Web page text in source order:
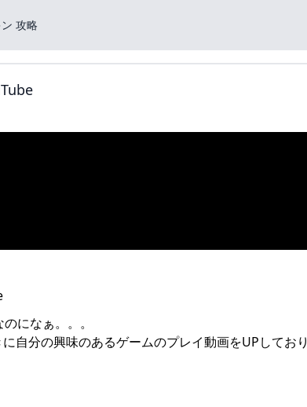
攻略
になぁ。。。
のあるゲームのプレイ動画をUPしており